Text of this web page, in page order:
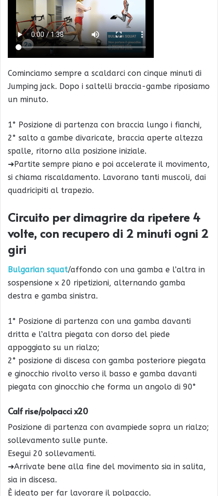
Cominciamo sempre a scaldarci con cinque minuti di
Jumping jack. Dopo i saltelli braccia-gambe riposiamo
un minuto.
1° Posizione di partenza con braccia lungo i fianchi,
2° salto a gambe divaricate, braccia aperte altezza
spalle, ritorno alla posizione iniziale.
➜Partite sempre piano e poi accelerate il movimento,
si chiama riscaldamento. Lavorano tanti muscoli, dai
quadricipiti al trapezio.
Circuito per dimagrire da ripetere 4
volte, con recupero di 2 minuti ogni 2
giri
Bulgarian squat/affondo con una gamba e l’altra in
sospensione x 20 ripetizioni, alternando gamba
destra e gamba sinistra.
1° Posizione di partenza con una gamba davanti
dritta e l’altra piegata con dorso del piede
appoggiato su un rialzo;
2° posizione di discesa con gamba posteriore piegata
e ginocchio rivolto verso il basso e gamba davanti
piegata con ginocchio che forma un angolo di 90°
Calf rise/polpacci x20
Posizione di partenza con avampiede sopra un rialzo;
sollevamento sulle punte.
Esegui 20 sollevamenti.
➜Arrivate bene alla fine del movimento sia in salita,
sia in discesa.
È ideato per far lavorare il polpaccio.